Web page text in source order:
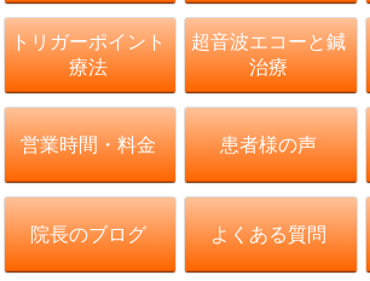
トリガーポイント
療法
超音波エコーと鍼
治療
営業時間・料金 患者様の声
院長のブログ よくある質問